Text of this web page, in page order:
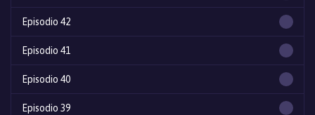
Episodio 42
Episodio 41
Episodio 40
Episodio 39